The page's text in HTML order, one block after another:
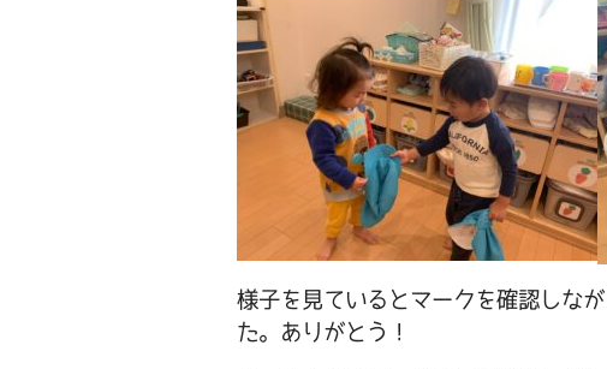
様子を見ているとマークを確認しな
た。ありがとう！